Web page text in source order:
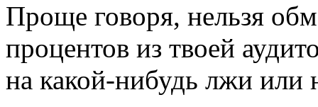
Проще говоря, нельзя
процентов из твоей
на какой-нибудь лжи или